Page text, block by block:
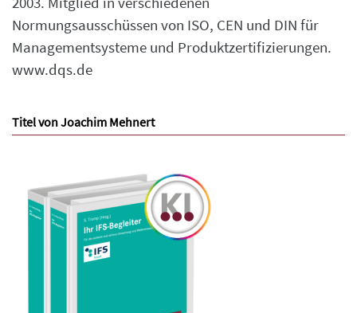
Normungsausschüssen von ISO, CEN und DIN für
Managementsysteme und Produktzertifizierungen.
www.dqs.de
Titel von Joachim Mehnert